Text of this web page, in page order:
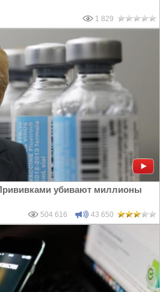
1 829
убивают миллионы
504 616 43 650